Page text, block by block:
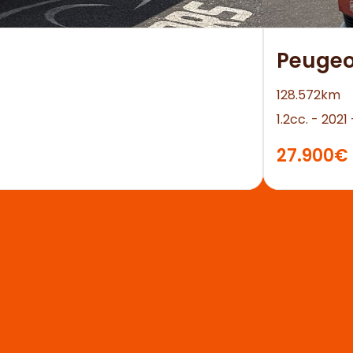
128.572km
1.2cc. -
27.900€